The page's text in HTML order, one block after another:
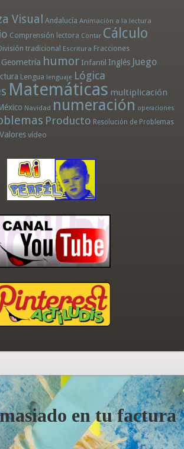
Visual Andalucía Animación a la lectura
Comprensión lectora Contar Cálculo
tradicional Escritura Fracciones
Geometría humor Infantil Inglés Juego
Lengua lenguaje Lógica
Matemáticas multiplicación
Navidad numeración operaciones
Producto Resolución de Problemas
Valores vídeo
en tu factura